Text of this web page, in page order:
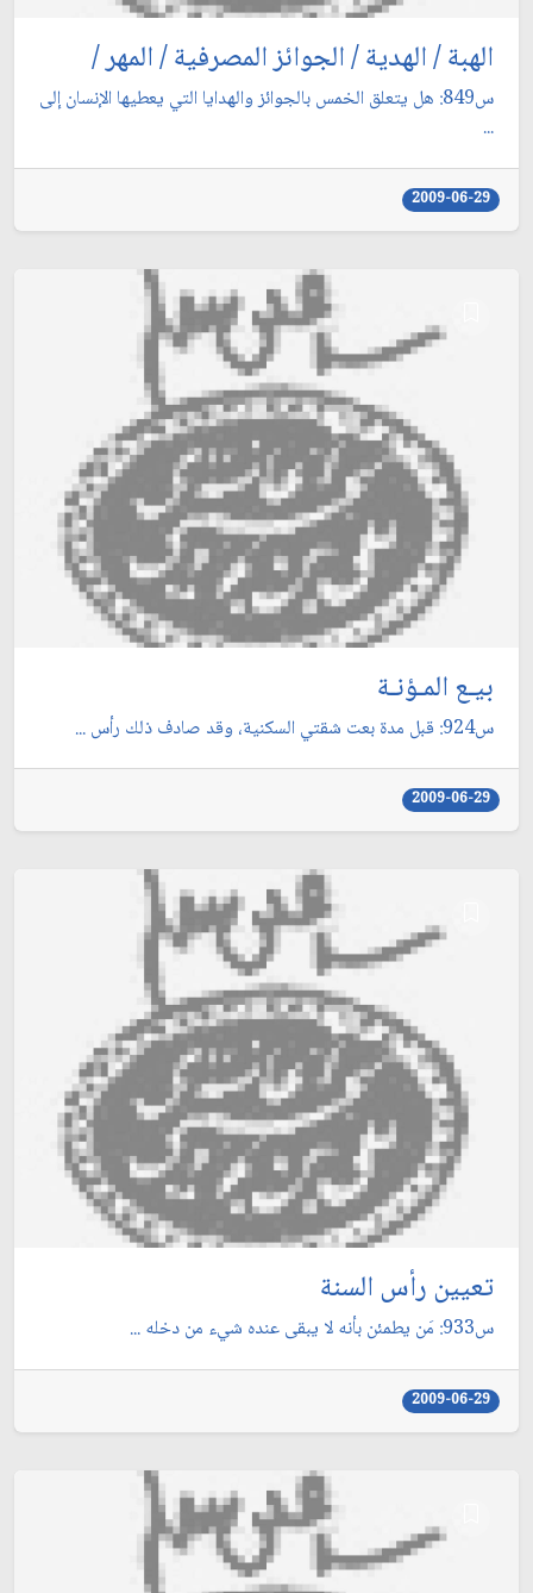
الهبة / الهدية / الجوائز المصرفية / المهر /
س849: هل يتعلق الخمس بالجوائز والهدايا التي يعطيها الإنسان إلى
...
2009-06-29
بيـع المـؤنـة
س924: قبل مدة بعت شقتي السكنية، وقد صادف ذلك رأس ...
2009-06-29
تعيين رأس السنة
س933: مَن يطمئن بأنه لا يبقى عنده شيء من دخله ...
2009-06-29